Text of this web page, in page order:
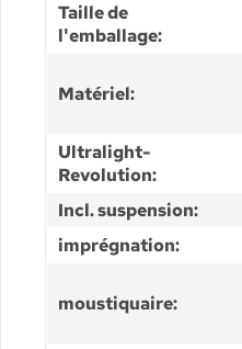
Taille de
l'emballage:
Matériel:
Ultralight-
Revolution:
Incl. suspension:
imprégnation:
moustiquaire: